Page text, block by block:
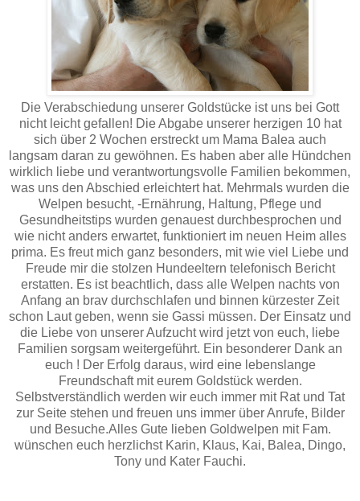
Die Verabschiedung unserer Goldstücke ist uns bei Gott
nicht leicht gefallen! Die Abgabe unserer herzigen 10 hat
sich über 2 Wochen erstreckt um Mama Balea auch
langsam daran zu gewöhnen. Es haben aber alle Hündchen
wirklich liebe und verantwortungsvolle Familien bekommen,
was uns den Abschied erleichtert hat. Mehrmals wurden die
Welpen besucht, -Ernährung, Haltung, Pflege und
Gesundheitstips wurden genauest durchbesprochen und
wie nicht anders erwartet, funktioniert im neuen Heim alles
prima. Es freut mich ganz besonders, mit wie viel Liebe und
Freude mir die stolzen Hundeeltern telefonisch Bericht
erstatten. Es ist beachtlich, dass alle Welpen nachts von
Anfang an brav durchschlafen und binnen kürzester Zeit
schon Laut geben, wenn sie Gassi müssen. Der Einsatz und
die Liebe von unserer Aufzucht wird jetzt von euch, liebe
Familien sorgsam weitergeführt. Ein besonderer Dank an
euch ! Der Erfolg daraus, wird eine lebenslange
Freundschaft mit eurem Goldstück werden.
Selbstverständlich werden wir euch immer mit Rat und Tat
zur Seite stehen und freuen uns immer über Anrufe, Bilder
und Besuche.Alles Gute lieben Goldwelpen mit Fam.
wünschen euch herzlichst Karin, Klaus, Kai, Balea, Dingo,
Tony und Kater Fauchi.